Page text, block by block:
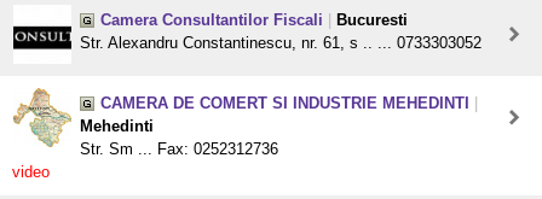
Camera Consultantilor Fiscali
Bucuresti
Str. Alexandru Constantinescu, nr. 61, s .. ... 0733303052
CAMERA DE COMERT SI INDUSTRIE MEHEDINTI
Mehedinti
Str. Sm ... Fax: 0252312736
video